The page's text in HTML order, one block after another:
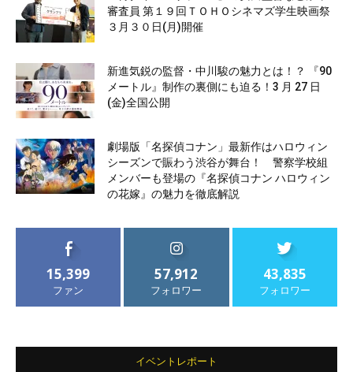
審査員 第１９回ＴＯＨＯシネマズ学生映画祭
３月３０日(月)開催
新進気鋭の監督・中川駿の魅力とは！？ 『90
メートル』制作の裏側にも迫る！3 月 27 日
(金)全国公開
劇場版「名探偵コナン」最新作はハロウィン
シーズンで賑わう渋谷が舞台！ 警察学校組
メンバーも登場の『名探偵コナン ハロウィン
の花嫁』の魅力を徹底解説
15,399
ファン
57,912
フォロワー
43,835
フォロワー
イベントレポート